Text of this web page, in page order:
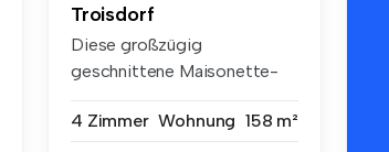
Troisdorf
Diese großzügig
geschnittene Maisonette-
4 Zimmer Wohnung 158 m²